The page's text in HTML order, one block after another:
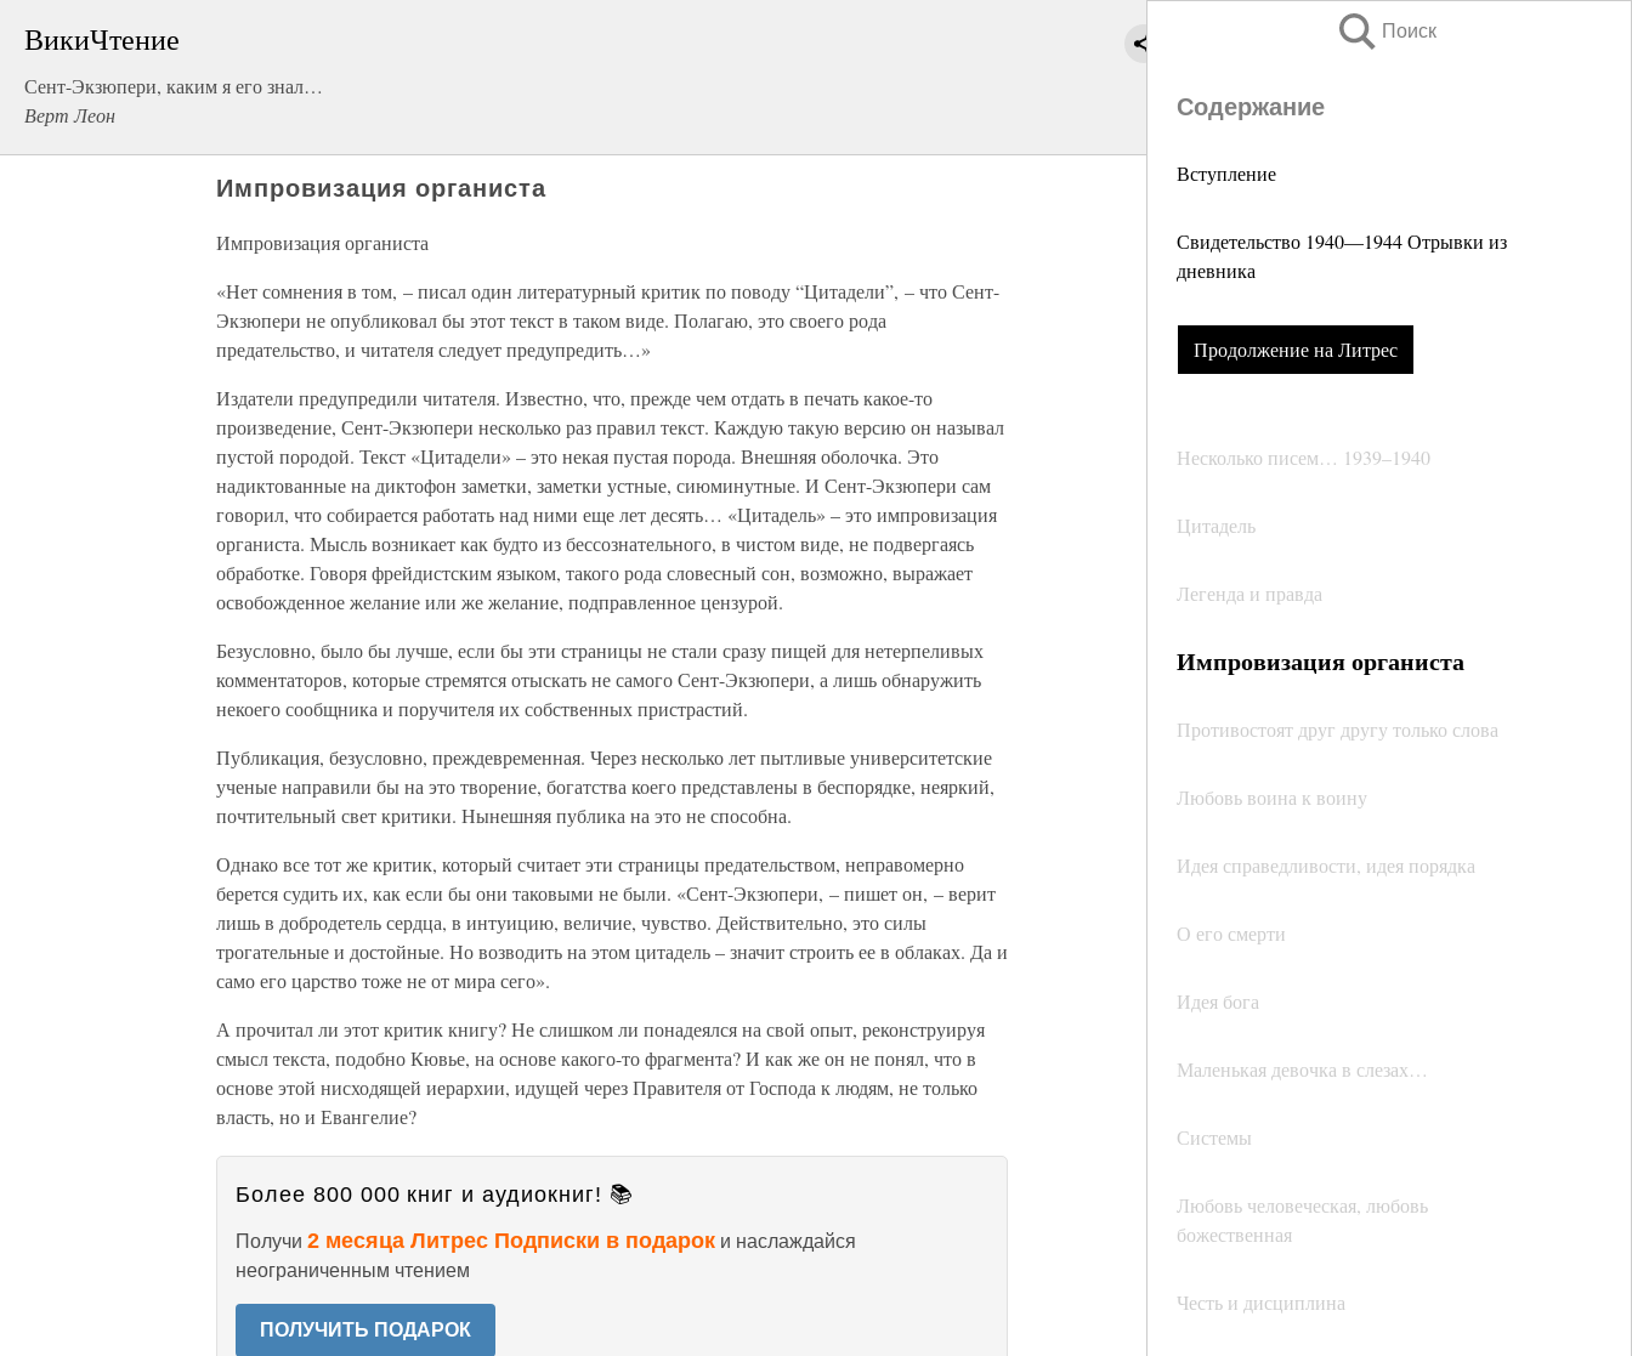
ВикиЧтение
Сент-Экзюпери, каким я его знал…
Верт Леон
Поиск
Содержание
Вступление
Свидетельство 1940—1944 Отрывки из
дневника
Продолжение на Литрес
Несколько писем… 1939–1940
Цитадель
Легенда и правда
Импровизация органиста
Противостоят друг другу только слова
Любовь воина к воину
Идея справедливости, идея порядка
О его смерти
Идея бога
Маленькая девочка в слезах…
Системы
Любовь человеческая, любовь
божественная
Честь и дисциплина
Импровизация органиста
Импровизация органиста
«Нет сомнения в том, – писал один литературный критик по поводу “Цитадели”, – что Сент-
Экзюпери не опубликовал бы этот текст в таком виде. Полагаю, это своего рода
предательство, и читателя следует предупредить…»
Издатели предупредили читателя. Известно, что, прежде чем отдать в печать какое-то
произведение, Сент-Экзюпери несколько раз правил текст. Каждую такую версию он называл
пустой породой. Текст «Цитадели» – это некая пустая порода. Внешняя оболочка. Это
надиктованные на диктофон заметки, заметки устные, сиюминутные. И Сент-Экзюпери сам
говорил, что собирается работать над ними еще лет десять… «Цитадель» – это импровизация
органиста. Мысль возникает как будто из бессознательного, в чистом виде, не подвергаясь
обработке. Говоря фрейдистским языком, такого рода словесный сон, возможно, выражает
освобожденное желание или же желание, подправленное цензурой.
Безусловно, было бы лучше, если бы эти страницы не стали сразу пищей для нетерпеливых
комментаторов, которые стремятся отыскать не самого Сент-Экзюпери, а лишь обнаружить
некоего сообщника и поручителя их собственных пристрастий.
Публикация, безусловно, преждевременная. Через несколько лет пытливые университетские
ученые направили бы на это творение, богатства коего представлены в беспорядке, неяркий,
почтительный свет критики. Нынешняя публика на это не способна.
Однако все тот же критик, который считает эти страницы предательством, неправомерно
берется судить их, как если бы они таковыми не были. «Сент-Экзюпери, – пишет он, – верит
лишь в добродетель сердца, в интуицию, величие, чувство. Действительно, это силы
трогательные и достойные. Но возводить на этом цитадель – значит строить ее в облаках. Да и
само его царство тоже не от мира сего».
А прочитал ли этот критик книгу? Не слишком ли понадеялся на свой опыт, реконструируя
смысл текста, подобно Кювье, на основе какого-то фрагмента? И как же он не понял, что в
основе этой нисходящей иерархии, идущей через Правителя от Господа к людям, не только
власть, но и Евангелие?
Более 800 000 книг и аудиокниг! 📚
Получи 2 месяца Литрес Подписки в подарок и наслаждайся
неограниченным чтением
ПОЛУЧИТЬ ПОДАРОК